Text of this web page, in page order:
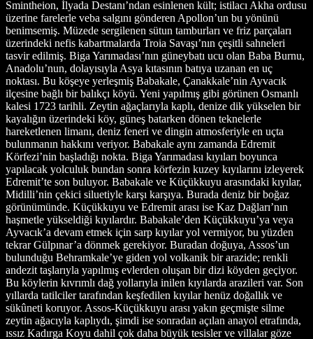
Smintheion, İlyada Destanı’ndan esinlenen kült; istilacı Akha ordusu
üzerine farelerle veba salgını gönderen Apollon’un bu yönünü
benimsemiş. Müzede sergilenen sütun tamburları ve friz parçaları
üzerindeki nefis kabartmalarda Troia Savaşı’nın çeşitli sahneleri
tasvir edilmiş. Biga Yarımadası’nın güneybatı ucu olan Baba Burnu,
Anadolu’nun, dolayısıyla Asya kıtasının batıya uzanan en uç
noktası. Bu köşeye yerleşmiş Babakale, Çanakkale’nin Ayvacık
ilçesine bağlı bir balıkçı köyü. Yeni yapılmış gibi görünen Osmanlı
kalesi 1723 tarihli. Zeytin ağaçlarıyla kaplı, denize dik yükselen bir
kayalığın üzerindeki köy, güneş batarken dönen teknelerle
hareketlenen limanı, deniz feneri ve dingin atmosferiyle en uçta
bulunmanın hakkını veriyor. Babakale aynı zamanda Edremit
Körfezi’nin başladığı nokta. Biga Yarımadası kıyıları boyunca
yapılacak yolculuk bundan sonra körfezin kuzey kıyılarını izleyerek
Edremit’te son buluyor. Babakale ve Küçükkuyu arasındaki kıyılar,
Midilli’nin çekici siluetiyle karşı karşıya. Burada deniz bir boğaz
görünümünde. Küçükkuyu ve Edremit arası ise Kaz Dağları’nın
haşmetle yükseldiği kıyılardır. Babakale’den Küçükkuyu’ya veya
Ayvacık’a devam etmek için sarp kıyılar yol vermiyor, bu yüzden
tekrar Gülpınar’a dönmek gerekiyor. Buradan doğuya, Assos’un
bulunduğu Behramkale’ye giden yol volkanik bir arazide; renkli
andezit taşlarıyla yapılmış evlerden oluşan bir dizi köyden geçiyor.
Bu köylerin kıvrımlı dağ yollarıyla inilen kıyılarda arazileri var. Son
yıllarda tatilciler tarafından keşfedilen kıyılar henüz doğallık ve
sükûneti koruyor. Assos-Küçükkuyu arası yakın geçmişte silme
zeytin ağacıyla kaplıydı, şimdi ise sonradan açılan anayol etrafında,
ıssız Kadırga Koyu dahil çok daha büyük tesisler ve villalar göze